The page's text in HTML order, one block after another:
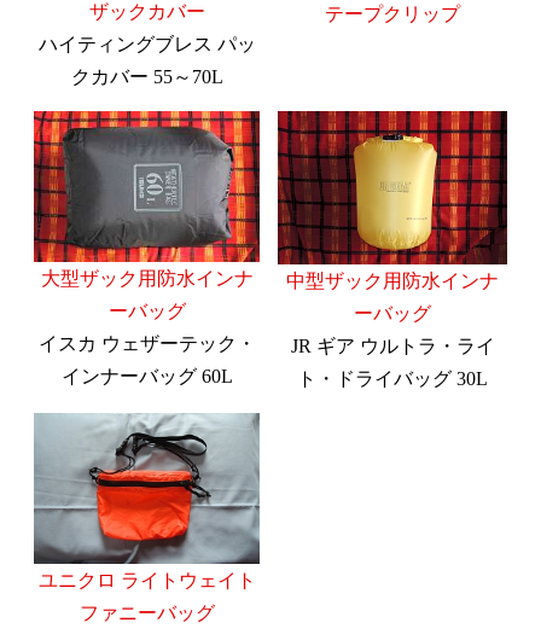
ザックカバー
ハイティングブレス パッ
クカバー 55～70L
テープクリップ
大型ザック用防水インナ
ーバッグ
イスカ ウェザーテック・
インナーバッグ 60L
中型ザック用防水インナ
ーバッグ
JR ギア ウルトラ・ライ
ト・ドライバッグ 30L
ユニクロ ライトウェイト
ファニーバッグ